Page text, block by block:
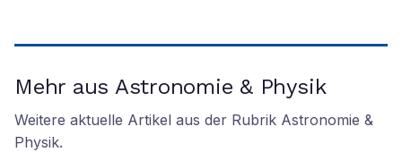
Mehr aus Astronomie & Physik
Weitere aktuelle Artikel aus der Rubrik Astronomie &
Physik.